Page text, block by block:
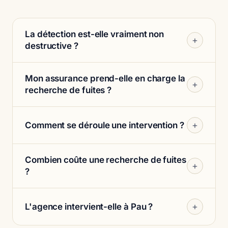
La détection est-elle vraiment non
destructive ?
+
Mon assurance prend-elle en charge la
recherche de fuites ?
+
Comment se déroule une intervention ? +
Combien coûte une recherche de fuites
?
+
L'agence intervient-elle à Pau ? +